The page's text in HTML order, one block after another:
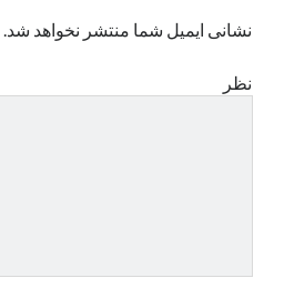
نشانی ایمیل شما منتشر نخواهد شد.
نظر